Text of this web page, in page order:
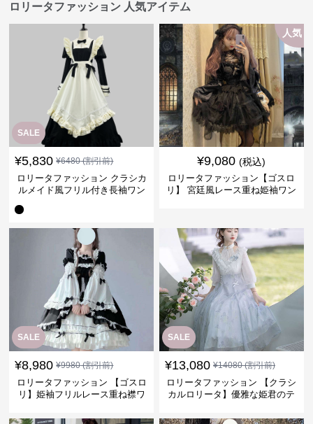
ロリータファッション 人気アイテム
SALE
¥5,830 ¥6480(割引前)
ロリータファッション クラシカ
ルメイド風フリル付き長袖ワン
人気
¥9,080 (税込)
ロリータファッション【ゴスロ
リ】 宮廷風レース重ね姫袖ワン
SALE
¥8,980 ¥9980(割引前)
ロリータファッション 【ゴスロ
リ】姫袖フリルレース重ね襟ワ
SALE
¥13,080 ¥14080(割引前)
ロリータファッション 【クラシ
カルロリータ】優雅な姫君のテ